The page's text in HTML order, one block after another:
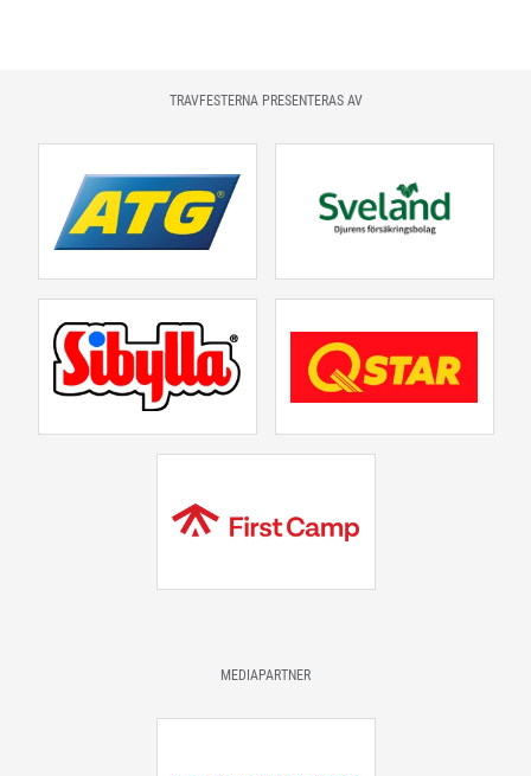
TRAVFESTERNA PRESENTERAS AV
MEDIAPARTNER